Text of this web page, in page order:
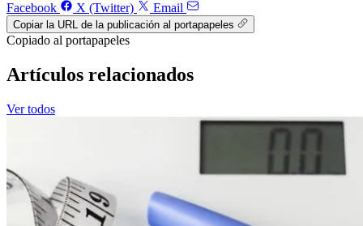
Facebook
X (Twitter) Email
Copiar la URL de la publicación al portapapeles
Copiado al portapapeles
Artículos relacionados
Ver todos